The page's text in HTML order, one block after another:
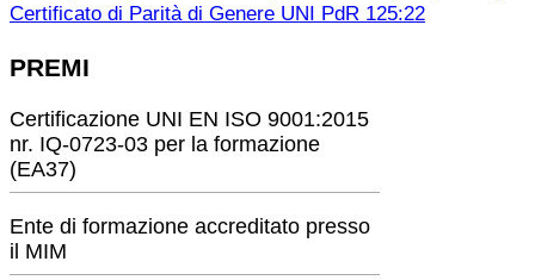
Certificato di Parità di Genere UNI PdR 125:22
PREMI
Certificazione UNI EN ISO 9001:2015
nr. IQ-0723-03 per la formazione
(EA37)
Ente di formazione accreditato presso
il MIM